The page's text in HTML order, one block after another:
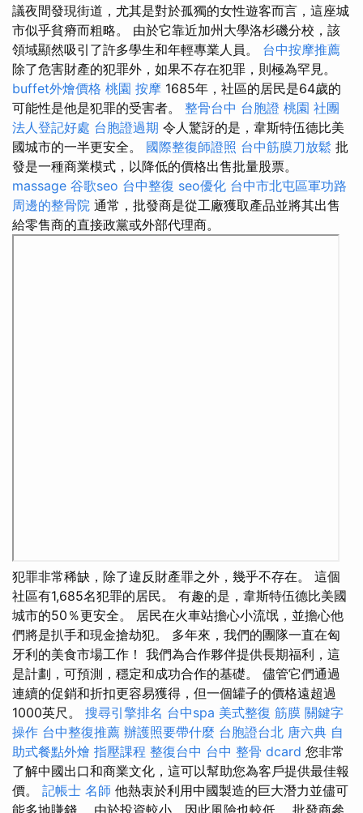
議夜間發現街道，尤其是對於孤獨的女性遊客而言，這座城
市似乎貧瘠而粗略。 由於它靠近加州大學洛杉磯分校，該
領域顯然吸引了許多學生和年輕專業人員。 台中按摩推薦
除了危害財產的犯罪外，如果不存在犯罪，則極為罕見。
buffet外燴價格 桃園 按摩 1685年，社區的居民是64歲的
可能性是他是犯罪的受害者。 整骨台中 台胞證 桃園 社團
法人登記好處 台胞證過期 令人驚訝的是，韋斯特伍德比美
國城市的一半更安全。 國際整復師證照 台中筋膜刀放鬆 批
發是一種商業模式，以降低的價格出售批量股票。
massage 谷歌seo 台中整復 seo優化 台中市北屯區軍功路
周邊的整骨院 通常，批發商是從工廠獲取產品並將其出售
給零售商的直接政黨或外部代理商。
犯罪非常稀缺，除了違反財產罪之外，幾乎不存在。 這個
社區有1,685名犯罪的居民。 有趣的是，韋斯特伍德比美國
城市的50％更安全。 居民在火車站擔心小流氓，並擔心他
們將是扒手和現金搶劫犯。 多年來，我們的團隊一直在匈
牙利的美食市場工作！ 我們為合作夥伴提供長期福利，這
是計劃，可預測，穩定和成功合作的基礎。 儘管它們通過
連續的促銷和折扣更容易獲得，但一個罐子的價格遠超過
1000英尺。 搜尋引擎排名 台中spa 美式整復 筋膜 關鍵字
操作 台中整復推薦 辦護照要帶什麼 台胞證台北 唐六典 自
助式餐點外燴 指壓課程 整復台中 台中 整骨 dcard 您非常
了解中國出口和商業文化，這可以幫助您為客戶提供最佳報
價。 記帳士 名師 他熱衷於利用中國製造的巨大潛力並儘可
能多地賺錢。 由於投資較小，因此風險也較低。 批發商參